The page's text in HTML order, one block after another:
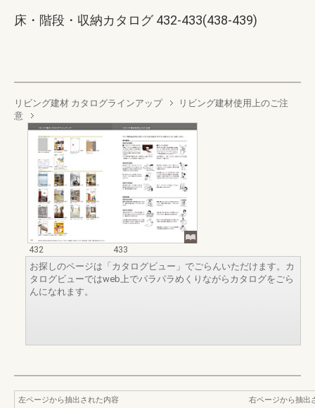
床・階段・収納カタログ 432-433(438-439)
リビング建材 カタログラインアップ
リビング建材使用上のご注
意
432
433
お探しのページは「カタログビュー」でごらんいただけます。カ
タログビューではweb上でパラパラめくりながらカタログをごら
んになれます。
左ページから抽出された内容
右ページから抽出